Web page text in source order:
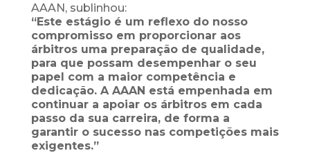
AAAN, sublinhou:
“Este estágio é um reflexo do nosso
compromisso em proporcionar aos
árbitros uma preparação de qualidade,
para que possam desempenhar o seu
papel com a maior competência e
dedicação. A AAAN está empenhada em
continuar a apoiar os árbitros em cada
passo da sua carreira, de forma a
garantir o sucesso nas competições mais
exigentes.”